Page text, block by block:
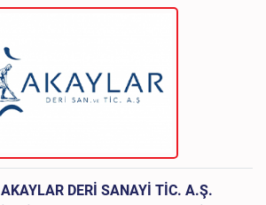
AKAYLAR DERİ SANAYİ TİC. A.Ş.